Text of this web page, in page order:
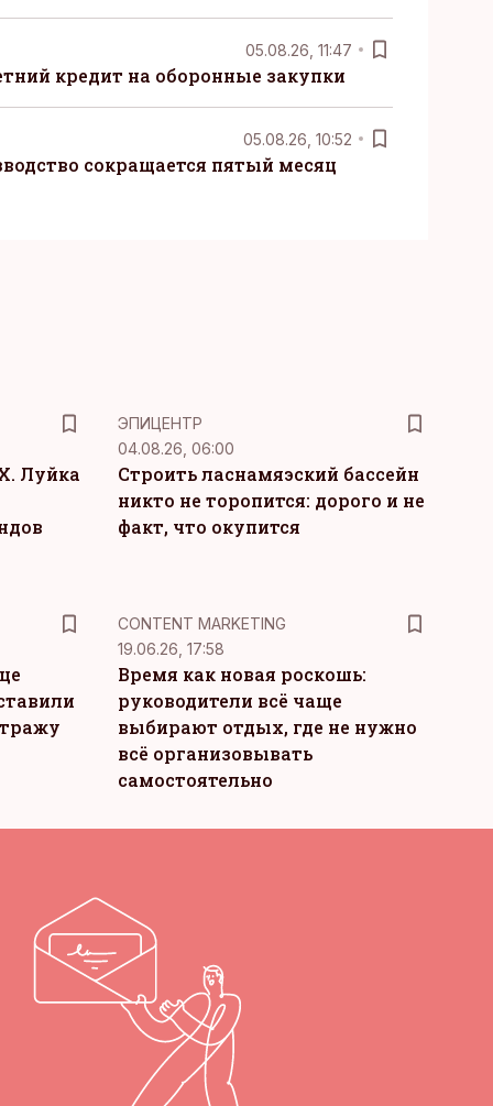
05.08.26, 11:47
кредит на оборонные закупки
05.08.26, 10:52
сокращается пятый месяц
Луйка
ЭПИЦЕНТР
04.08.26, 06:00
Строить ласнамяэский бассейн
никто не торопится: дорого и не
факт, что окупится
KM
CONTENT MARKETING
19.06.26, 17:58
Время как новая роскошь:
руководители всё чаще
выбирают отдых, где не нужно
всё организовывать
самостоятельно